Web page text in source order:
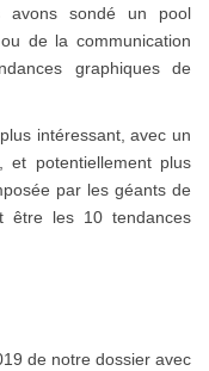
avons sondé un pool
de la communication
graphiques de
intéressant, avec un
et potentiellement plus
par les géants de
être les 10 tendances
de notre dossier avec